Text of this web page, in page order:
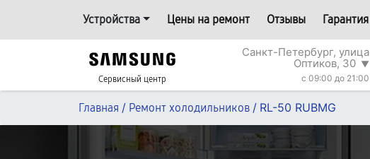
Устройства Цены на ремонт Отзывы Гарантия
Сервисный центр
Санкт-Петербург, улица
Оптиков, 30 ▼
c 09:00 до 21:00
Главная / Ремонт холодильников / RL-50 RUBMG